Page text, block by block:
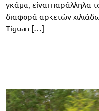
γκάμα, είναι παράλληλα
διαφορά αρκετών
Tiguan […]